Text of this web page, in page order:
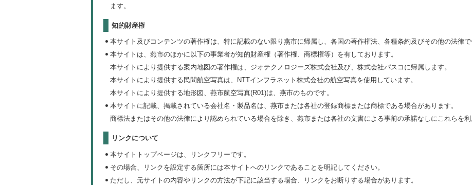
ます。
知的財産権
本サイト及びコンテンツの著作権は、特に記載のない限り燕市に帰属し、各国の著作権法、各種条約及びその他の法律で
本サイトは、燕市のほかに以下の事業者が知的財産権（著作権、商標権等）を有しております。
本サイトにより提供する案内地図の著作権は、ジオテクノロジーズ株式会社及び、株式会社パスコに帰属します。
本サイトにより提供する民間航空写真は、NTTインフラネット株式会社の航空写真を使用しています。
本サイトにより提供する地形図、燕市航空写真(R01)は、燕市のものです。
本サイトに記載、掲載されている会社名・製品名は、燕市または各社の登録商標または商標である場合があります。
商標法またはその他の法律により認められている場合を除き、燕市または各社の文書による事前の承諾なしにこれらを利
リンクについて
本サイトトップページは、リンクフリーです。
その場合、リンクを設定する箇所には本サイトへのリンクであることを明記してください。
ただし、元サイトの内容やリンクの方法が下記に該当する場合、リンクをお断りする場合があります。